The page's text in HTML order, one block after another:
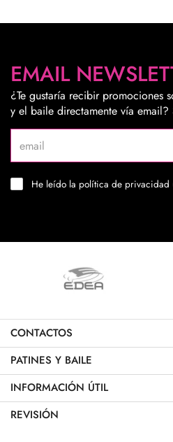
EMAIL
¿Te gustaría recibir promociones
y el baile directamente vía email?
He leído la política de privacidad
CONTACTOS
PATINES Y BAILE
INFORMACIÓN ÚTIL
REVISIÓN